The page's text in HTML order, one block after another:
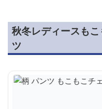
秋冬レディースも
ツ